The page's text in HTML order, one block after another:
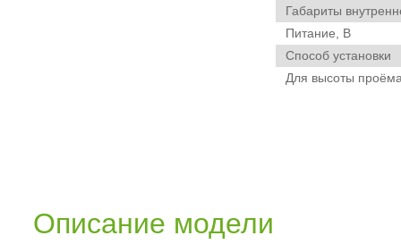
Габариты
Питание, В
Способ установки
Для высоты
Описание модели